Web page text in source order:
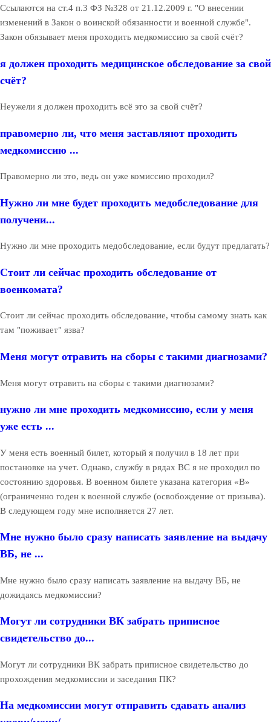
Ссылаются на ст.4 п.3 ФЗ №328 от 21.12.2009 г. "О внесении
изменений в Закон о воинской обязанности и военной службе".
Закон обязывает меня проходить медкомиссию за свой счёт?
я должен проходить медицинское обследование за свой
счёт?
Неужели я должен проходить всё это за свой счёт?
правомерно ли, что меня заставляют проходить
медкомиссию ...
Правомерно ли это, ведь он уже комиссию проходил?
Нужно ли мне будет проходить медобследование для
получени...
Нужно ли мне проходить медобследование, если будут предлагать?
Стоит ли сейчас проходить обследование от
военкомата?
Стоит ли сейчас проходить обследование, чтобы самому знать как
там "поживает" язва?
Меня могут отравить на сборы с такими диагнозами?
Меня могут отравить на сборы с такими диагнозами?
нужно ли мне проходить медкомиссию, если у меня
уже есть ...
У меня есть военный билет, который я получил в 18 лет при
постановке на учет. Однако, службу в рядах ВС я не проходил по
состоянию здоровья. В военном билете указана категория «В»
(ограниченно годен к военной службе (освобождение от призыва).
В следующем году мне исполняется 27 лет.
Мне нужно было сразу написать заявление на выдачу
ВБ, не ...
Мне нужно было сразу написать заявление на выдачу ВБ, не
дожидаясь медкомиссии?
Могут ли сотрудники ВК забрать приписное
свидетельство до...
Могут ли сотрудники ВК забрать приписное свидетельство до
прохождения медкомиссии и заседания ПК?
На медкомиссии могут отправить сдавать анализ